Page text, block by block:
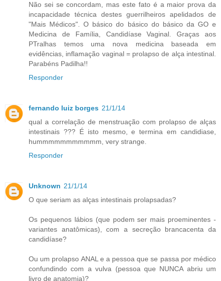
Não sei se concordam, mas este fato é a maior prova da
incapacidade técnica destes guerrilheiros apelidados de
"Mais Médicos". O básico do básico do básico da GO e
Medicina de Família, Candidíase Vaginal. Graças aos
PTralhas temos uma nova medicina baseada em
evidências, inflamação vaginal = prolapso de alça intestinal.
Parabéns Padilha!!
Responder
fernando luiz borges 21/1/14
qual a correlação de menstruação com prolapso de alças
intestinais ??? É isto mesmo, e termina em candidiase,
hummmmmmmmmmm, very strange.
Responder
Unknown 21/1/14
O que seriam as alças intestinais prolapsadas?
Os pequenos lábios (que podem ser mais proeminentes -
variantes anatômicas), com a secreção brancacenta da
candidíase?
Ou um prolapso ANAL e a pessoa que se passa por médico
confundindo com a vulva (pessoa que NUNCA abriu um
livro de anatomia)?